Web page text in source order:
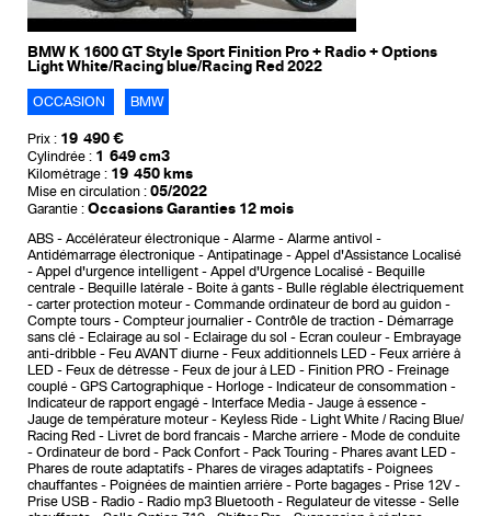
BMW K 1600 GT Style Sport Finition Pro + Radio + Options
Light White/Racing blue/Racing Red 2022
OCCASION BMW
Prix : 19 490 €
Cylindrée : 1 649 cm3
Kilométrage : 19 450 kms
Mise en circulation : 05/2022
Garantie : Occasions Garanties 12 mois
ABS Accélérateur électronique Alarme
Alarme antivol
Antidémarrage électronique
Antipatinage
Appel d'Assistance Localisé
Appel d'urgence intelligent
Appel d'Urgence Localisé
Bequille
centrale
Bequille latérale Boite à gants
Bulle réglable électriquement
carter protection moteur
Commande ordinateur de bord au guidon
Compte tours
Compteur journalier Contrôle de traction
Démarrage
sans clé
Eclairage au sol Eclairage du sol Ecran couleur
Embrayage
anti-dribble
Feu AVANT diurne Feux additionnels LED
Feux arrière à
LED
Feux de détresse Feux de jour à LED Finition PRO
Freinage
couplé
GPS Cartographique Horloge
Indicateur de consommation
Indicateur de rapport engagé
Interface Media
Jauge à essence
Jauge de température moteur
Keyless Ride
Light White / Racing Blue/
Racing Red
Livret de bord francais Marche arriere
Mode de conduite
Ordinateur de bord
Pack Confort Pack Touring
Phares avant LED
Phares de route adaptatifs
Phares de virages adaptatifs
Poignees
chauffantes
Poignées de maintien arrière Porte bagages
Prise 12V
Prise USB
Radio Radio mp3 Bluetooth Regulateur de vitesse
Selle